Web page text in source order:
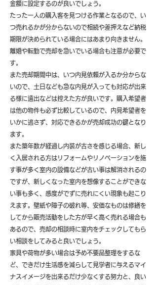
金額に設定するのが良いでしょう。
たった一人の購入客を見つける作業となるので、い
つ売れるかが分からないので相続や差押えなど納税
期限が決められている場合にはあまり向きません。
離婚や転勤で売却を急いでいる場合も注意が必要で
す。
また売却期間中は、いつ内見依頼が入るか分からな
いので、土日なども急な内見が入っても対応が出来
る様に遠出などは控えた方が良いです。購入希望者
は他の物件も必ず比較しているので、内見希望者を
いかに逃さず、対応できるかが売却成功の鍵となり
ます。
また築年数が経過し内装が古さを感じる場合、新し
く入居される方はリフォームやリノベーションを施
す事が多く室内の設備などが古い事は解消されるの
ですが、新しくなった室内を想像することができな
い事も多く、感度がでずに売れにくい現象も起こり
えます。壁紙や障子の破れ等、安価なものは修繕を
してから販売活動をした方が早く高く売れる場合も
あるので、売却の相談時に室内をチェックしてもら
い相談をしてみると良いでしょう。
​家具や荷物が多い場合は予め不要品整理をするな
ど、できだけ生活感を減らして見学者に与えるマイ
ナスイメージを出来るだけ少なくする努力と、良い